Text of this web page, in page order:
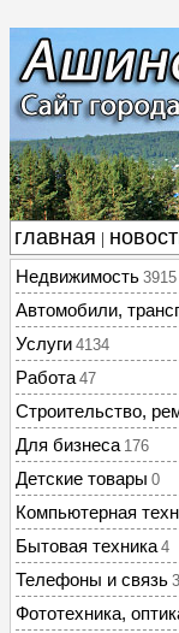
главная
Недвижимость 3915
Автомобили,
Услуги 4134
Работа 47
Строительство,
Для бизнеса 176
Детские товары 0
Компьютерная
Бытовая техника 4
Телефоны и связь 3
Фототехника,